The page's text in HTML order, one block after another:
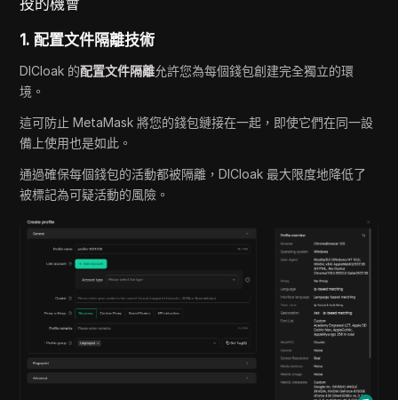
1. 配置文件隔離技術
DICloak 的配置文件隔離允許您為每個錢包創建完全獨立的環
境。
這可防止 MetaMask 將您的錢包鏈接在一起，即使它們在同一設
備上使用也是如此。
通過確保每個錢包的活動都被隔離，DICloak 最大限度地降低了
被標記為可疑活動的風險。